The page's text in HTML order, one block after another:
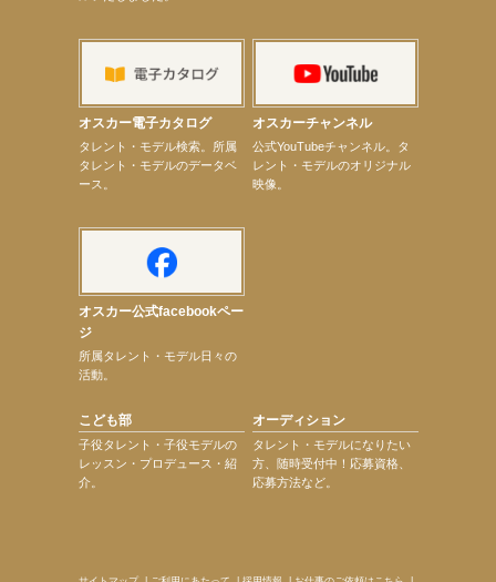
【elfin’】【小倉舞子】8月9日（日）「MxM’s produce event vol.14」に出演決定！
【elfin’】【辻美優】8月28日（金）「辻美優(elfin’)グレイテスト・ショー」に出演決定！
【elfin’】9月27日（日）「Beauty Voice Theater Reboot Vol.3」開催決定！
【本田紗来】「Ray」9月号発売中！
オスカー電子カタログ
タレント・モデル検索。所属
タレント・モデルのデータベ
ース。
オスカーチャンネル
公式YouTubeチャンネル。タ
レント・モデルのオリジナル
映像。
オスカー公式facebookペー
ジ
所属タレント・モデル日々の
活動。
こども部
子役タレント・子役モデルの
レッスン・プロデュース・紹
介。
オーディション
タレント・モデルになりたい
方、随時受付中！応募資格、
応募方法など。